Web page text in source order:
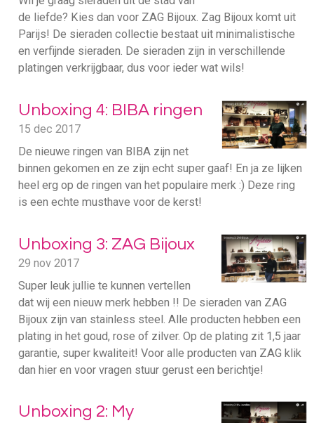
de liefde? Kies dan voor ZAG Bijoux. Zag Bijoux komt uit
Parijs! De sieraden collectie bestaat uit minimalistische
en verfijnde sieraden. De sieraden zijn in verschillende
platingen verkrijgbaar, dus voor ieder wat wils!
Unboxing 4: BIBA ringen
15 dec 2017
De nieuwe ringen van BIBA zijn net
binnen gekomen en ze zijn echt super gaaf! En ja ze lijken
heel erg op de ringen van het populaire merk :) Deze ring
is een echte musthave voor de kerst!
Unboxing 3: ZAG Bijoux
29 nov 2017
Super leuk jullie te kunnen vertellen
dat wij een nieuw merk hebben !! De sieraden van ZAG
Bijoux zijn van stainless steel. Alle producten hebben een
plating in het goud, rose of zilver. Op de plating zit 1,5 jaar
garantie, super kwaliteit! Voor alle producten van ZAG klik
dan hier en voor vragen stuur gerust een berichtje!
Unboxing 2: My